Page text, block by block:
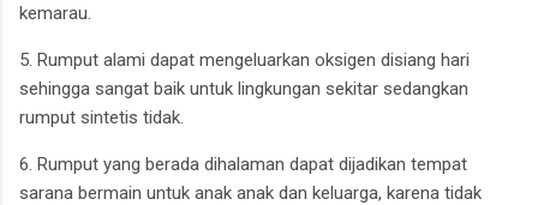
kemarau.
5. Rumput alami dapat mengeluarkan oksigen disiang hari
sehingga sangat baik untuk lingkungan sekitar sedangkan
rumput sintetis tidak.
6. Rumput yang berada dihalaman dapat dijadikan tempat
sarana bermain untuk anak anak dan keluarga, karena tidak